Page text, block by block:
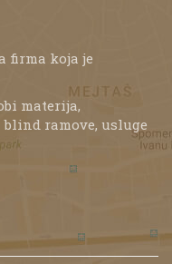
firma koja je
materija,
ramove, usluge